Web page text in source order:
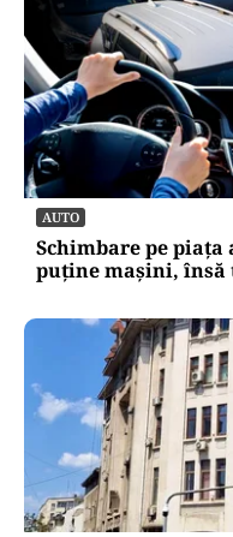
AUTO
Schimbare pe
puține mașini,